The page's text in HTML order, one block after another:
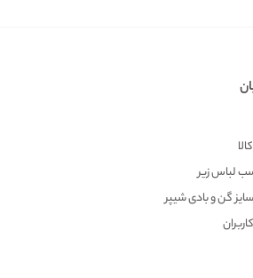
لباس زیر
گن و بادی شیپر